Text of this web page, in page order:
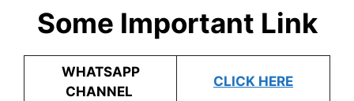
Some Important Link
WHATSAPP
CHANNEL
CLICK HERE